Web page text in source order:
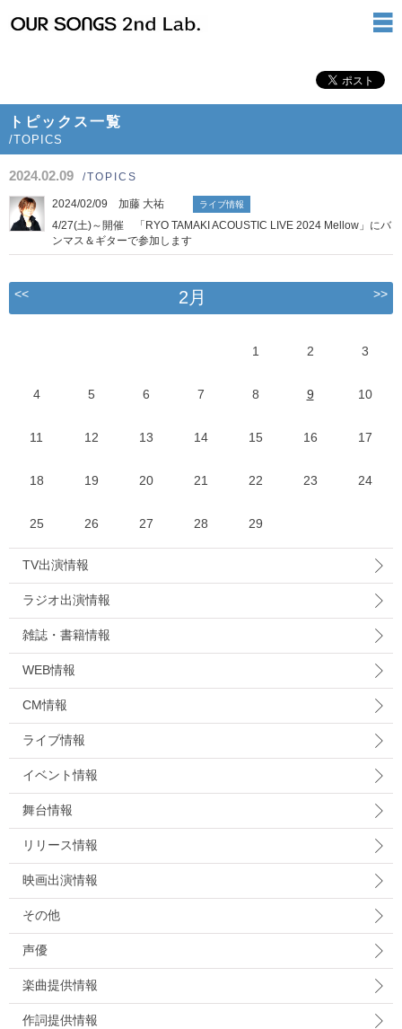
トピックス一覧
/TOPICS
2024.02.09 /TOPICS
2024/02/09 加藤 大祐 ライブ情報
4/27(土)～開催 「RYO TAMAKI ACOUSTIC LIVE 2024 Mellow」にバ
ンマス＆ギターで参加します
<< 2月 >>
1 2 3
4 5 6 7 8 9 10
11 12 13 14 15 16 17
18 19 20 21 22 23 24
25 26 27 28 29
TV出演情報
ラジオ出演情報
雑誌・書籍情報
WEB情報
CM情報
ライブ情報
イベント情報
舞台情報
リリース情報
映画出演情報
その他
声優
楽曲提供情報
作詞提供情報